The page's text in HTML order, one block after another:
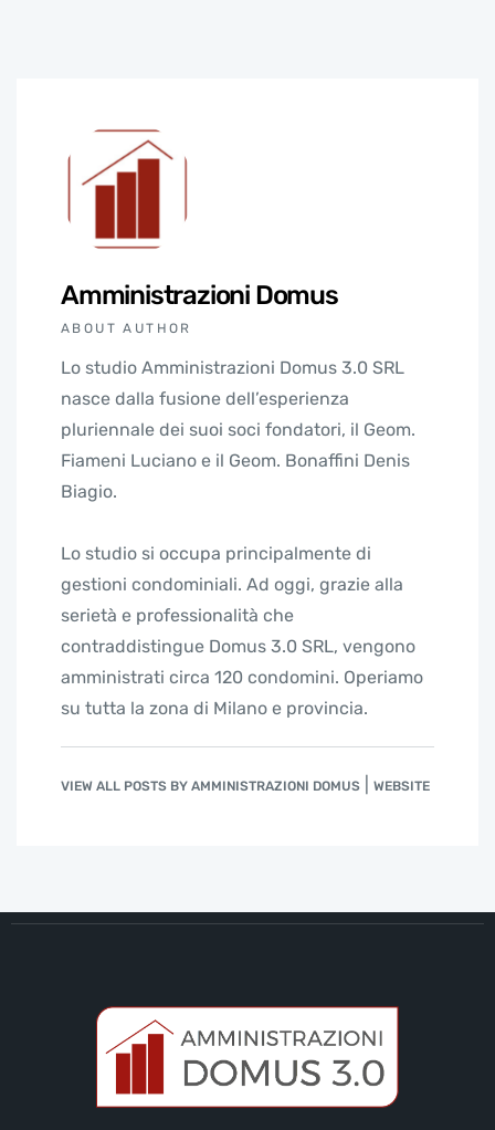
Amministrazioni Domus
ABOUT AUTHOR
Lo studio Amministrazioni Domus 3.0 SRL
nasce dalla fusione dell’esperienza
pluriennale dei suoi soci fondatori, il Geom.
Fiameni Luciano e il Geom. Bonaffini Denis
Biagio.
Lo studio si occupa principalmente di
gestioni condominiali. Ad oggi, grazie alla
serietà e professionalità che
contraddistingue Domus 3.0 SRL, vengono
amministrati circa 120 condomini. Operiamo
su tutta la zona di Milano e provincia.
VIEW ALL POSTS BY AMMINISTRAZIONI DOMUS WEBSITE